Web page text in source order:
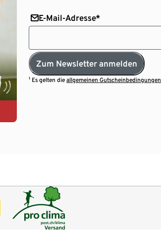
E-Mail-Adresse*
Zum Newsletter anmelden
¹ Es gelten dieallgemeinen Gutscheinbedingungen